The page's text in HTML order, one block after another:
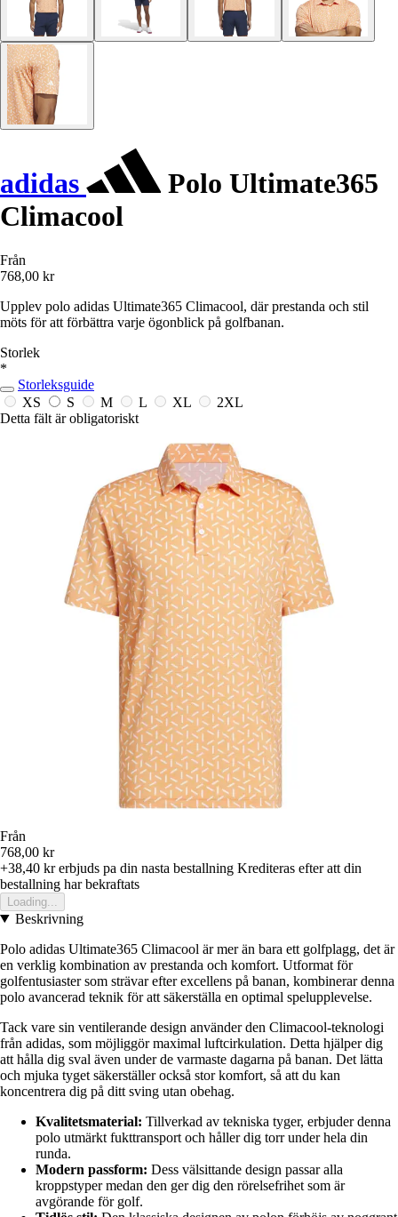
adidas
Polo Ultimate365
Climacool
Från
768,00 kr
Upplev polo adidas Ultimate365 Climacool, där prestanda och stil
möts för att förbättra varje ögonblick på golfbanan.
Storlek
*
Storleksguide
XS
S M L XL
2XL
Detta fält är obligatoriskt
Från
768,00 kr
+38,40 krerbjuds pa din nasta bestallning Krediteras efter att din
bestallning har bekraftats
Loading...
Beskrivning
Polo adidas Ultimate365 Climacool är mer än bara ett golfplagg, det är
en verklig kombination av prestanda och komfort. Utformat för
golfentusiaster som strävar efter excellens på banan, kombinerar denna
polo avancerad teknik för att säkerställa en optimal spelupplevelse.
Tack vare sin ventilerande design använder den Climacool-teknologi
från adidas, som möjliggör maximal luftcirkulation. Detta hjälper dig
att hålla dig sval även under de varmaste dagarna på banan. Det lätta
och mjuka tyget säkerställer också stor komfort, så att du kan
koncentrera dig på ditt sving utan obehag.
Kvalitetsmaterial: Tillverkad av tekniska tyger, erbjuder denna
polo utmärkt fukttransport och håller dig torr under hela din
runda.
Modern passform: Dess välsittande design passar alla
kroppstyper medan den ger dig den rörelsefrihet som är
avgörande för golf.